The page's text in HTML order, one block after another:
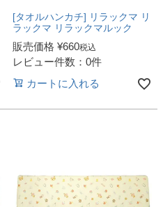
[タオルハンカチ] リラックマ リ
ラックマ リラックマルック
販売価格 ¥660税込
レビュー件数：0件
カートに入れる